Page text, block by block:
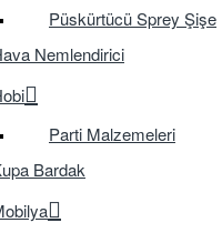
Püskürtücü Sprey Şişe
Nemlendirici
Parti Malzemeleri
Bardak